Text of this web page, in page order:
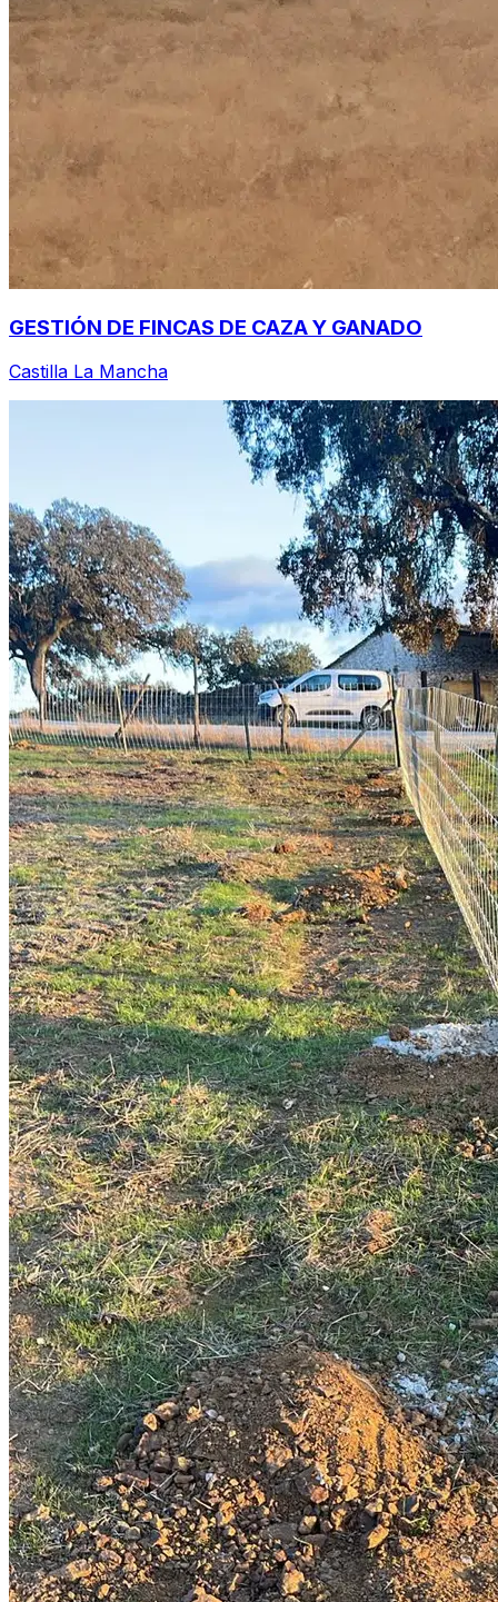
GESTIÓN DE FINCAS DE CAZA Y GANADO
Castilla La Mancha